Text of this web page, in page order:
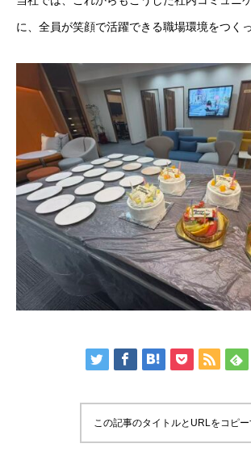
トップページ
代表挨拶
会社概要
お問い合わせ
に、全員が笑顔で活躍できる職場環境をつく
この記事のタイトルとURLをコピー